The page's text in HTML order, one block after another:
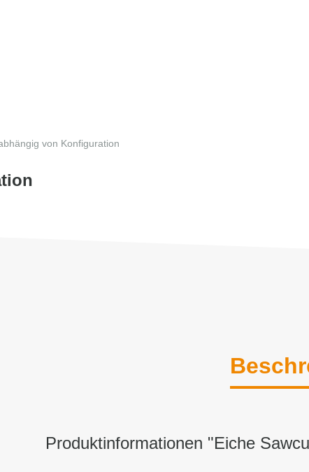
von Konfiguration
Produktinformationen "Eiche